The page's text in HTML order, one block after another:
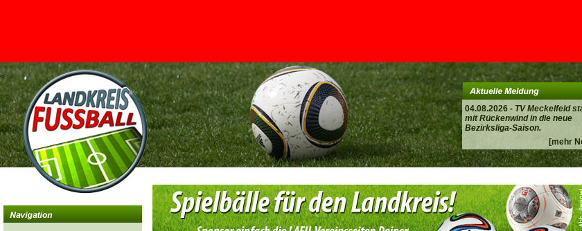
04.08.2026 - TV Meckelfeld
mit Rückenwind in die neue
Bezirksliga-Saison.
[mehr
<